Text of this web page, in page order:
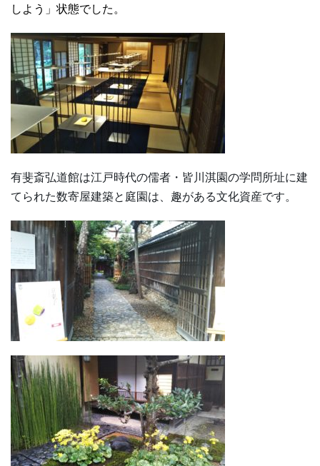
しよう」状態でした。
有斐斎弘道館は江戸時代の儒者・皆川淇園の学問所址に建
てられた数寄屋建築と庭園は、趣がある文化資産です。